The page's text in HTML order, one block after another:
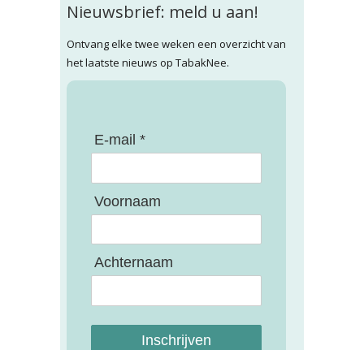
Nieuwsbrief: meld u aan!
Ontvang elke twee weken een overzicht van
het laatste nieuws op TabakNee.
E-mail *
Voornaam
Achternaam
Inschrijven